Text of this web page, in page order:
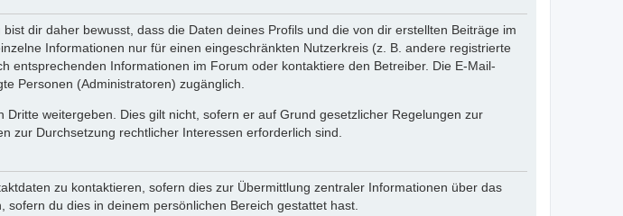
dir daher bewusst, dass die Daten deines Profils und die von dir erstellten Beiträge im
Informationen nur für einen eingeschränkten Nutzerkreis (z. B. andere registrierte
entsprechenden Informationen im Forum oder kontaktiere den Betreiber. Die E-Mail-
Personen (Administratoren) zugänglich.
weitergeben. Dies gilt nicht, sofern er auf Grund gesetzlicher Regelungen zur
zur Durchsetzung rechtlicher Interessen erforderlich sind.
zu kontaktieren, sofern dies zur Übermittlung zentraler Informationen über das
du dies in deinem persönlichen Bereich gestattet hast.